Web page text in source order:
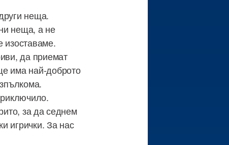
неща.
неща, а не
изоставаме.
да приемат
има най-доброто
за да седнем
игрички. За нас